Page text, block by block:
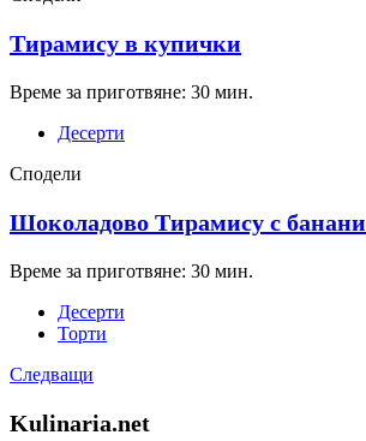
Тирамису в купички
Време за приготвяне: 30 мин.
Десерти
Сподели
Шоколадово Tирамису с банани
Време за приготвяне: 30 мин.
Десерти
Торти
Следващи
Kulinaria.net